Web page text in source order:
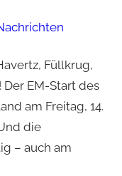
Füllkrug,
Der EM-Start des
am Freitag, 14.
die
– auch am